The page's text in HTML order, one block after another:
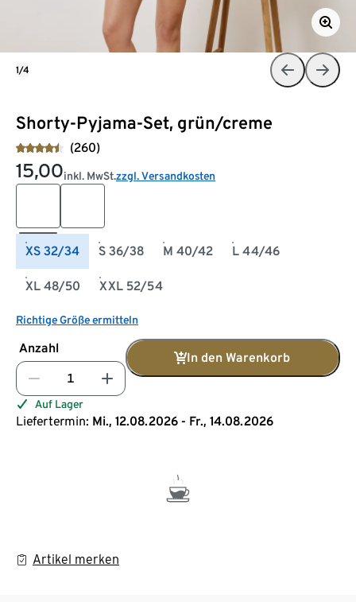
Shorty-Pyjama-Set, grün/creme
(260)
15,00inkl. MwSt.zzgl. Versandkosten
XS 32/34 S 36/38 M 40/42 L 44/46
XL 48/50 XXL 52/54
Richtige Größe ermitteln
Anzahl
In den Warenkorb
Auf Lager
Liefertermin: Mi., 12.08.2026 - Fr., 14.08.2026
Artikel merken
1/4